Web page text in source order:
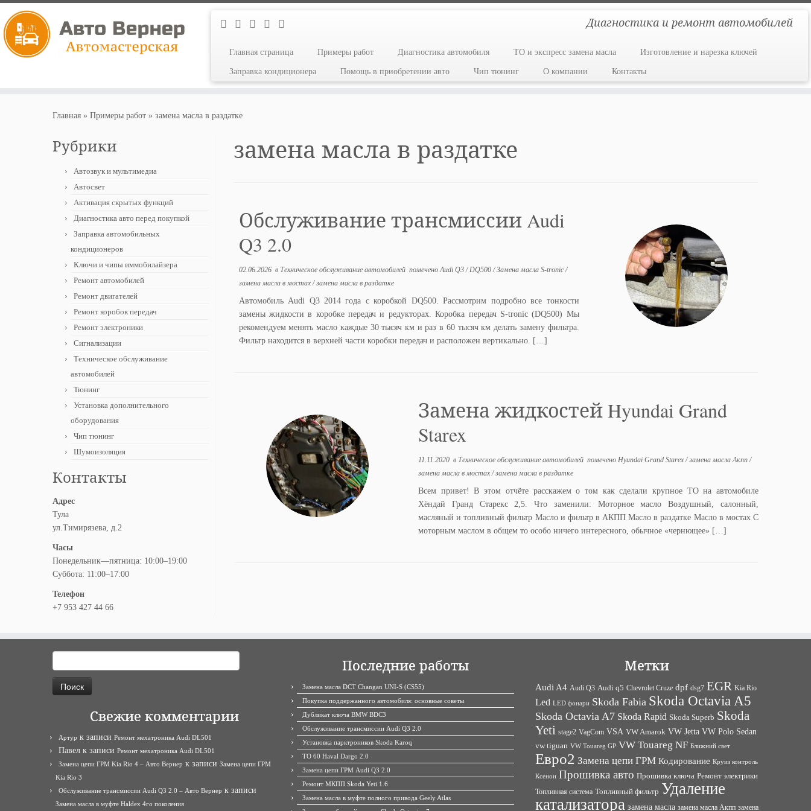
Диагностика и ремонт автомобилей
Главная страница Примеры работ Диагностика автомобиля ТО и экспресс замена масла Изготовление и нарезка ключей
Заправка кондиционера Помощь в приобретении авто Чип тюнинг О компании Контакты
Главная » Примеры работ » замена масла в раздатке
Рубрики
Автозвук и мультимедиа
Автосвет
Активация скрытых функций
Диагностика авто перед покупкой
Заправка автомобильных
кондиционеров
Ключи и чипы иммобилайзера
Ремонт автомобилей
Ремонт двигателей
Ремонт коробок передач
Ремонт электроники
Сигнализации
Техническое обслуживание
автомобилей
Тюнинг
Установка дополнительного
оборудования
Чип тюнинг
Шумоизоляция
Контакты
Адрес
Тула
ул.Тимирязева, д.2
Часы
Понедельник—пятница: 10:00–19:00
Суббота: 11:00–17:00
Телефон
+7 953 427 44 66
замена масла в раздатке
Обслуживание трансмиссии Audi
Q3 2.0
02.06.2026в Техническое обслуживание автомобилей помеченоAudi Q3/DQ500/Замена масла S-tronic/
замена масла в мостах/замена масла в раздатке
Автомобиль Audi Q3 2014 года с коробкой DQ500. Рассмотрим подробно все тонкости
замены жидкости в коробке передач и редукторах. Коробка передач S-tronic (DQ500) Мы
рекомендуем менять масло каждые 30 тысяч км и раз в 60 тысяч км делать замену фильтра.
Фильтр находится в верхней части коробки передач и расположен вертикально. […]
Замена жидкостей Hyundai Grand
Starex
11.11.2020 в Техническое обслуживание автомобилей помеченоHyundai Grand Starex/замена масла Акпп/
замена масла в мостах/замена масла в раздатке
Всем привет! В этом отчёте расскажем о том как сделали крупное ТО на автомобиле
Хёндай Гранд Старекс 2,5. Что заменили: Моторное масло Воздушный, салонный,
масляный и топливный фильтр Масло и фильтр в АКПП Масло в раздатке Масло в мостах С
моторным маслом в общем то особо ничего интересного, обычное «чернющее» […]
Свежие комментарии
Артур к записи Ремонт мехатроника Audi DL501
Павел к записи Ремонт мехатроника Audi DL501
Замена цепи ГРМ Kia Rio 4 – Авто Вернер к записи Замена цепи ГРМ
Kia Rio 3
Обслуживание трансмиссии Audi Q3 2.0 – Авто Вернер к записи
Замена масла в муфте Haldex 4го поколения
Последние работы
Замена масла DCT Changan UNI-S (CS55)
Покупка поддержанного автомобиля: основные советы
Дубликат ключа BMW BDC3
Обслуживание трансмиссии Audi Q3 2.0
Установка парктроников Skoda Karoq
ТО 60 Haval Dargo 2.0
Замена цепи ГРМ Audi Q3 2.0
Ремонт МКПП Skoda Yeti 1.6
Замена масла в муфте полного привода Geely Atlas
Метки
Audi A4 Audi Q3 Audi q5 Chevrolet Cruze dpf dsg7 EGR Kia Rio
Led LED фонари Skoda Fabia Skoda Octavia A5
Skoda Octavia A7 Skoda Rapid Skoda Superb Skoda
Yeti stage2 VagCom VSA VW Amarok VW Jetta VW Polo Sedan
vw tiguan VW Touareg GP VW Touareg NF Ближний свет
Евро2 Замена цепи ГРМ Кодирование Круиз контроль
Ксенон Прошивка авто Прошивка ключа Ремонт электрики
Топливная система Топливный фильтр Удаление
катализатора замена масла замена масла Акпп замена